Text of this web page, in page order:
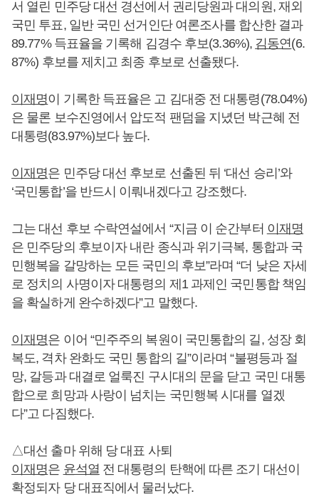
서 열린 민주당 대선 경선에서 권리당원과 대의원, 재외
국민 투표, 일반 국민 선거인단 여론조사를 합산한 결과
89.77% 득표율을 기록해 김경수 후보(3.36%), 김동연(6.
87%) 후보를 제치고 최종 후보로 선출됐다.
이재명이 기록한 득표율은 고 김대중 전 대통령(78.04%)
은 물론 보수진영에서 압도적 팬덤을 지녔던 박근혜 전
대통령(83.97%)보다 높다.
이재명은 민주당 대선 후보로 선출된 뒤 ‘대선 승리’와
‘국민통합’을 반드시 이뤄내겠다고 강조했다.
그는 대선 후보 수락연설에서 “지금 이 순간부터 이재명
은 민주당의 후보이자 내란 종식과 위기극복, 통합과 국
민행복을 갈망하는 모든 국민의 후보”라며 “더 낮은 자세
로 정치의 사명이자 대통령의 제1 과제인 국민통합 책임
을 확실하게 완수하겠다”고 말했다.
이재명은 이어 “민주주의 복원이 국민통합의 길, 성장 회
복도, 격차 완화도 국민 통합의 길”이라며 “불평등과 절
망, 갈등과 대결로 얼룩진 구시대의 문을 닫고 국민 대통
합으로 희망과 사랑이 넘치는 국민행복 시대를 열겠
다”고 다짐했다.
△대선 출마 위해 당 대표 사퇴
이재명은 윤석열 전 대통령의 탄핵에 따른 조기 대선이
확정되자 당 대표직에서 물러났다.